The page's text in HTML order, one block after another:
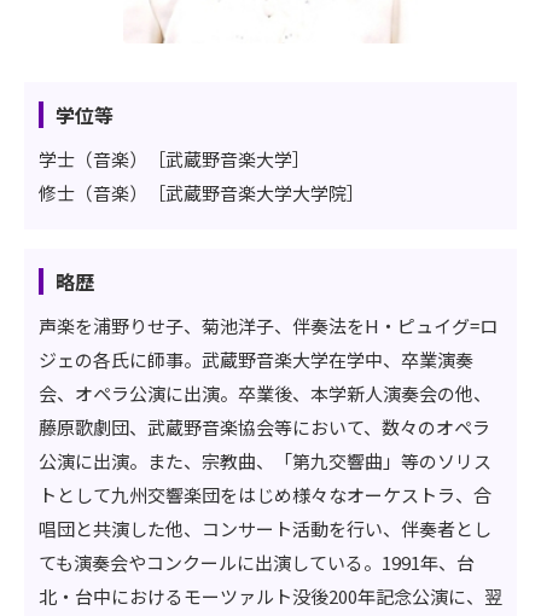
学位等
学士（音楽）［武蔵野音楽大学］
修士（音楽）［武蔵野音楽大学大学院］
略歴
声楽を浦野りせ子、菊池洋子、伴奏法をH・ピュイグ=ロ
ジェの各氏に師事。武蔵野音楽大学在学中、卒業演奏
会、オペラ公演に出演。卒業後、本学新人演奏会の他、
藤原歌劇団、武蔵野音楽協会等において、数々のオペラ
公演に出演。また、宗教曲、「第九交響曲」等のソリス
トとして九州交響楽団をはじめ様々なオーケストラ、合
唱団と共演した他、コンサート活動を行い、伴奏者とし
ても演奏会やコンクールに出演している。1991年、台
北・台中におけるモーツァルト没後200年記念公演に、翌